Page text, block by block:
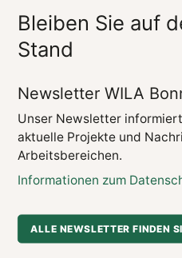
Bleiben Sie auf
Stand
Newsletter WILA
Unser Newsletter
aktuelle Projekte und
Arbeitsbereichen.
Informationen zum
ALLE NEWSLETTER FINDEN